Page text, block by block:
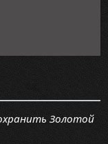
Золотой